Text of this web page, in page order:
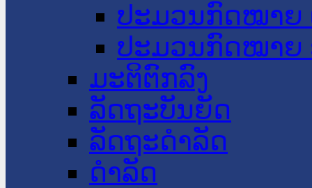
ປະມວນກົດໝາຍ
ປະມວນກົດໝາຍ
ມະຕິຕົກລົງ
ລັດຖະບັນຍັດ
ລັດຖະດໍາລັດ
ດໍາລັດ